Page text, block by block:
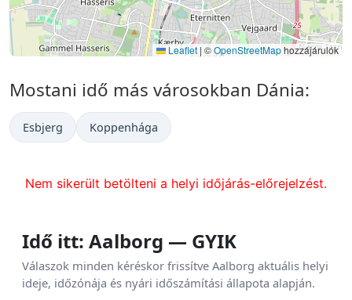
Leaflet | ©OpenStreetMaphozzájárulók
Mostani idő más városokban Dánia:
Esbjerg Koppenhága
Nem sikerült betölteni a helyi időjárás-előrejelzést.
Idő itt: Aalborg — GYIK
Válaszok minden kéréskor frissítve Aalborg aktuális helyi
ideje, időzónája és nyári időszámítási állapota alapján.